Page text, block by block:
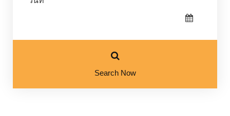
Search Now